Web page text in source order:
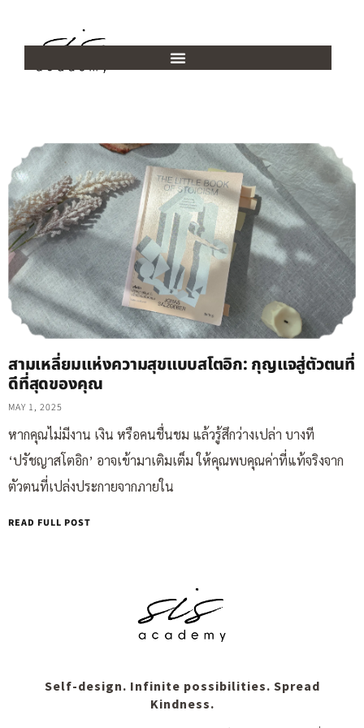
สามเหลี่ยมแห่งความสุขแบบสโตอิก: กุญแจสู่ตัวตนที่
ดีที่สุดของคุณ
MAY 1, 2025
หากคุณไม่มีงาน เงิน หรือคนชื่นชม แล้วรู้สึกว่างเปล่า บางที
‘ปรัชญาสโตอิก’ อาจเข้ามาเติมเต็ม ให้คุณพบคุณค่าที่แท้จริงจาก
ตัวตนที่เปล่งประกายจากภายใน
READ FULL POST
Self-design. Infinite possibilities. Spread
Kindness.